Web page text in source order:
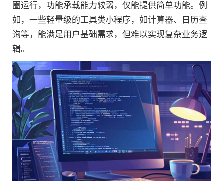
圈运行，功能承载能力较弱，仅能提供简单功能。例
如，一些轻量级的工具类小程序，如计算器、日历查
询等，能满足用户基础需求，但难以实现复杂业务逻
辑。